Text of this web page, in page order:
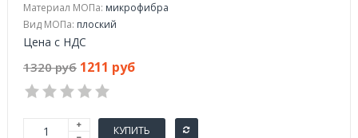
Материал МОПа: микрофибра
Вид МОПа: плоский
Цена с НДС
1320 руб 1211 руб
КУПИТЬ